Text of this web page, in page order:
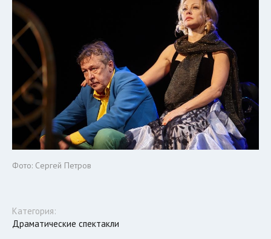
Фото: Сергей Петров
Категория:
Драматические спектакли